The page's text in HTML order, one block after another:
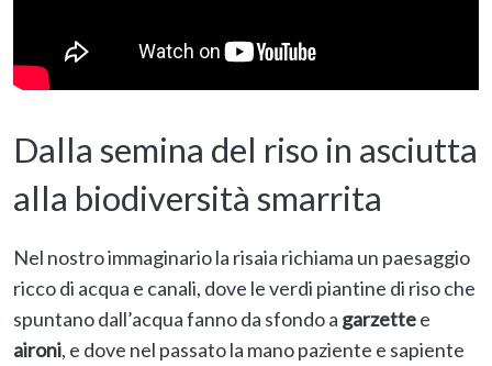
Dalla semina del riso in asciutta
alla biodiversità smarrita
Nel nostro immaginario la risaia richiama un paesaggio
ricco di acqua e canali, dove le verdi piantine di riso che
spuntano dall’acqua fanno da sfondo a garzettee
aironi, e dove nel passato la mano paziente e sapiente